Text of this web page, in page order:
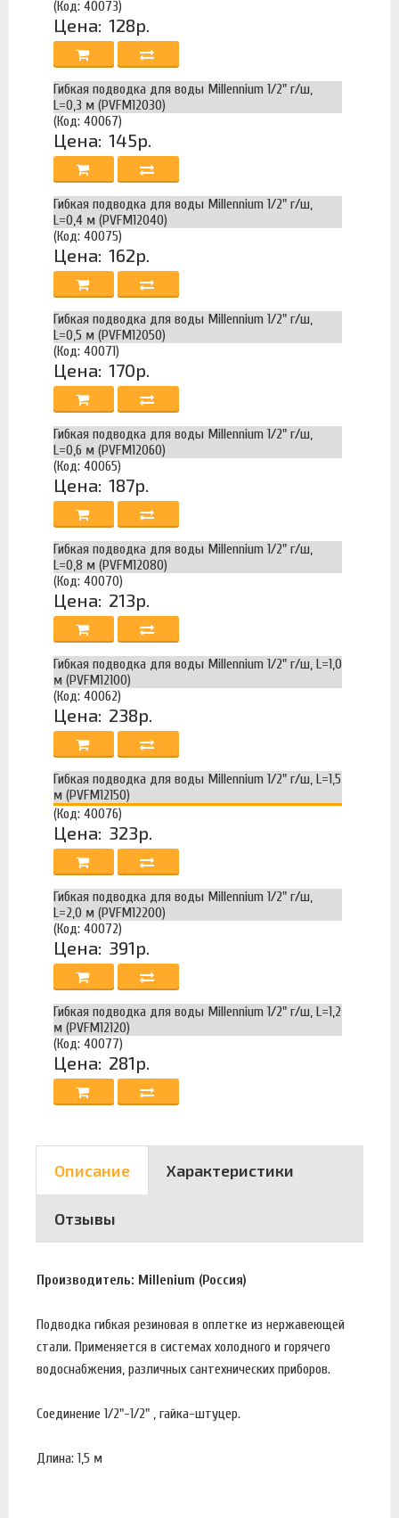
(Код: 40073)
Цена: 128р.
Гибкая подводка для воды Millennium 1/2" г/ш,
L=0,3 м (PVFM12030)
(Код: 40067)
Цена: 145р.
Гибкая подводка для воды Millennium 1/2" г/ш,
L=0,4 м (PVFM12040)
(Код: 40075)
Цена: 162р.
Гибкая подводка для воды Millennium 1/2" г/ш,
L=0,5 м (PVFM12050)
(Код: 40071)
Цена: 170р.
Гибкая подводка для воды Millennium 1/2" г/ш,
L=0,6 м (PVFM12060)
(Код: 40065)
Цена: 187р.
Гибкая подводка для воды Millennium 1/2" г/ш,
L=0,8 м (PVFM12080)
(Код: 40070)
Цена: 213р.
Гибкая подводка для воды Millennium 1/2" г/ш, L=1,0
м (PVFM12100)
(Код: 40062)
Цена: 238р.
Гибкая подводка для воды Millennium 1/2" г/ш, L=1,5
м (PVFM12150)
(Код: 40076)
Цена: 323р.
Гибкая подводка для воды Millennium 1/2" г/ш,
L=2,0 м (PVFM12200)
(Код: 40072)
Цена: 391р.
Гибкая подводка для воды Millennium 1/2" г/ш, L=1,2
м (PVFM12120)
(Код: 40077)
Цена: 281р.
Описание Характеристики
Отзывы
Производитель: Millenium (Россия)
Подводка гибкая резиновая в оплетке из нержавеющей
стали. Применяется в системах холодного и горячего
водоснабжения, различных сантехнических приборов.
Соединение 1/2"-1/2" , гайка-штуцер.
Длина: 1,5 м